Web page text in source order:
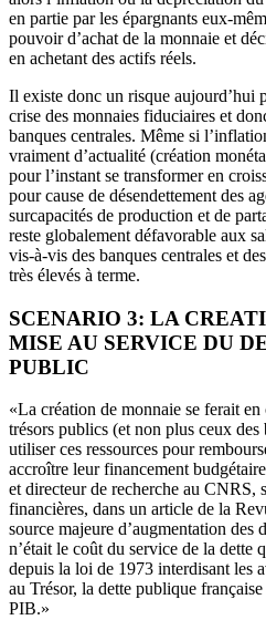
en partie par les épargnants eux-
pouvoir d’achat de la monnaie et
en achetant des actifs réels.
Il existe donc un risque aujourd’hui
crise des monnaies fiduciaires et
banques centrales. Même si
vraiment d’actualité (création
pour l’instant se transformer en
pour cause de désendettement des
surcapacités de production et de
reste globalement défavorable aux
vis-à-vis des banques centrales et
très élevés à terme.
SCENARIO 3: LA
MISE AU SERVICE DU
PUBLIC
«La création de monnaie se ferait
trésors publics (et non plus ceux
utiliser ces ressources pour
accroître leur financement
et directeur de recherche au CNRS,
financières, dans un article de la
source majeure d’augmentation des
n’était le coût du service de la dette
depuis la loi de 1973 interdisant les
au Trésor, la dette publique
PIB.»